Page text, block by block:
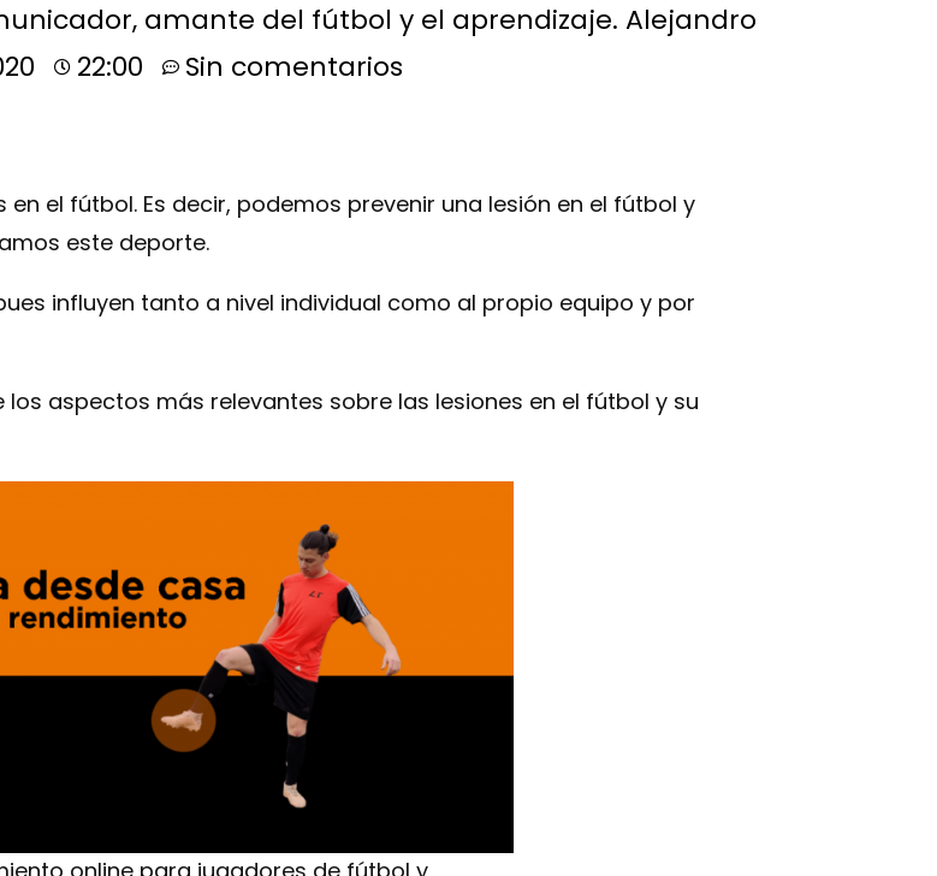
amante del fútbol y el aprendizaje. Alejandro
22:00 Sin comentarios
el fútbol. Es decir, podemos prevenir una lesión en el fútbol y
este deporte.
influyen tanto a nivel individual como al propio equipo y por
aspectos más relevantes sobre las lesiones en el fútbol y su